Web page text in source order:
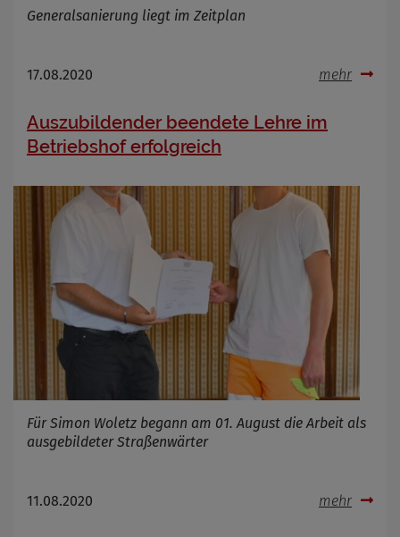
Generalsanierung liegt im Zeitplan
17.08.2020 mehr
Auszubildender beendete Lehre im
Betriebshof erfolgreich
Für Simon Woletz begann am 01. August die Arbeit als
ausgebildeter Straßenwärter
11.08.2020 mehr